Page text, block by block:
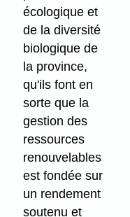
écologique et
de la diversité
biologique de
la province,
qu'ils font en
sorte que la
gestion des
ressources
renouvelables
est fondée sur
un rendement
soutenu et